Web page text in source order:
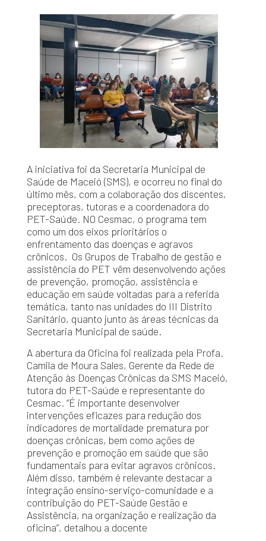
A iniciativa foi da Secretaria Municipal de
Saúde de Maceió (SMS), e ocorreu no final do
último mês, com a colaboração dos discentes,
preceptoras, tutoras e a coordenadora do
PET-Saúde. NO Cesmac, o programa tem
como um dos eixos prioritários o
enfrentamento das doenças e agravos
crônicos. Os Grupos de Trabalho de gestão e
assistência do PET vêm desenvolvendo ações
de prevenção, promoção, assistência e
educação em saúde voltadas para a referida
temática, tanto nas unidades do III Distrito
Sanitário, quanto junto às áreas técnicas da
Secretaria Municipal de saúde.
A abertura da Oficina foi realizada pela Profa.
Camila de Moura Sales, Gerente da Rede de
Atenção às Doenças Crônicas da SMS Maceió,
tutora do PET-Saúde e representante do
Cesmac. “É importante desenvolver
intervenções eficazes para redução dos
indicadores de mortalidade prematura por
doenças crônicas, bem como ações de
prevenção e promoção em saúde que são
fundamentais para evitar agravos crônicos.
Além disso, também é relevante destacar a
integração ensino-serviço-comunidade e a
contribuição do PET-Saúde Gestão e
Assistência, na organização e realização da
oficina”, detalhou a docente